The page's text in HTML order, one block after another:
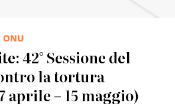
42° Sessione del
la tortura
aprile – 15 maggio)